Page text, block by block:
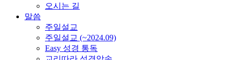
오시는 길
말씀
주일설교
주일설교 (~2024.09)
Easy 성경 통독